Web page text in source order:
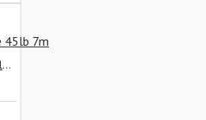
Лидкор ESP Leadcore 45lb 7m